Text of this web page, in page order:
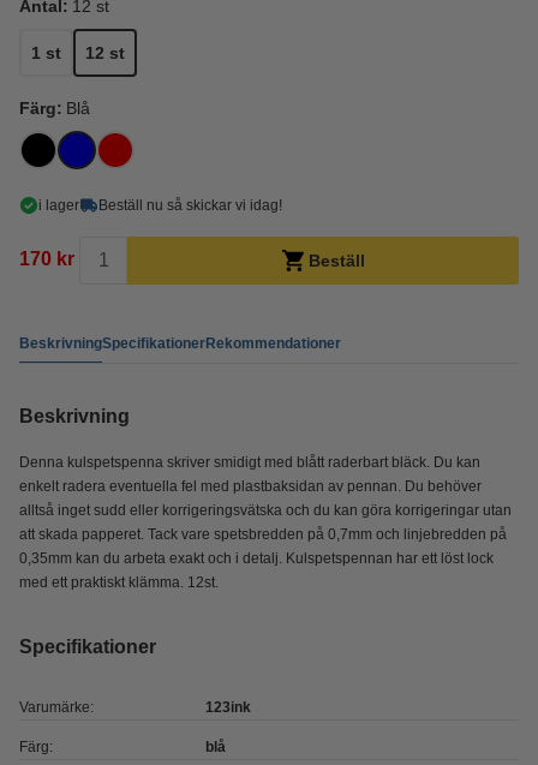
Antal: 12 st
1 st 12 st
Färg: Blå
i lager Beställ nu så skickar vi idag!
170 kr Beställ
BeskrivningSpecifikationerRekommendationer
Beskrivning
Denna kulspetspenna skriver smidigt med blått raderbart bläck. Du kan
enkelt radera eventuella fel med plastbaksidan av pennan. Du behöver
alltså inget sudd eller korrigeringsvätska och du kan göra korrigeringar utan
att skada papperet. Tack vare spetsbredden på 0,7mm och linjebredden på
0,35mm kan du arbeta exakt och i detalj. Kulspetspennan har ett löst lock
med ett praktiskt klämma. 12st.
Specifikationer
Varumärke: 123ink
Färg: blå